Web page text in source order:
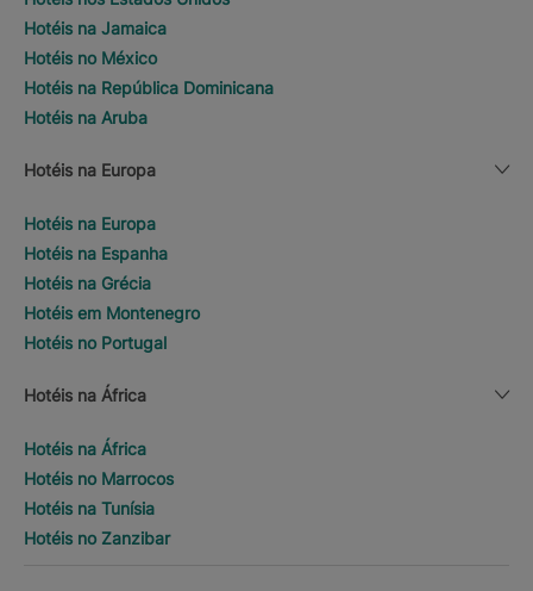
Hotéis na Jamaica
Hotéis no México
Hotéis na República Dominicana
Hotéis na Aruba
Hotéis na Europa
Hotéis na Europa
Hotéis na Espanha
Hotéis na Grécia
Hotéis em Montenegro
Hotéis no Portugal
Hotéis na África
Hotéis na África
Hotéis no Marrocos
Hotéis na Tunísia
Hotéis no Zanzibar